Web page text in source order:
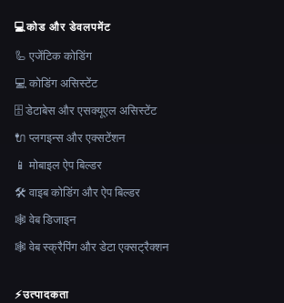
💻कोड और डेवलपमेंट
🦾 एजेंटिक कोडिंग
💻 कोडिंग असिस्टेंट
🗄️ डेटाबेस और एसक्यूएल असिस्टेंट
🔌 प्लगइन्स और एक्सटेंशन
📱 मोबाइल ऐप बिल्डर
🛠️ वाइब कोडिंग और ऐप बिल्डर
🕸 वेब डिजाइन
🕸️ वेब स्क्रैपिंग और डेटा एक्सट्रैक्शन
⚡उत्पादकता